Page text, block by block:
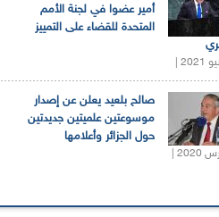
أمير عضوا في لجنة الأمم
المتحدة للقضاء على التمييز
صالح بلعيد يعلن عن إصدار
موسوعتين علميتين جديدتين
حول الجزائر وأعلامها